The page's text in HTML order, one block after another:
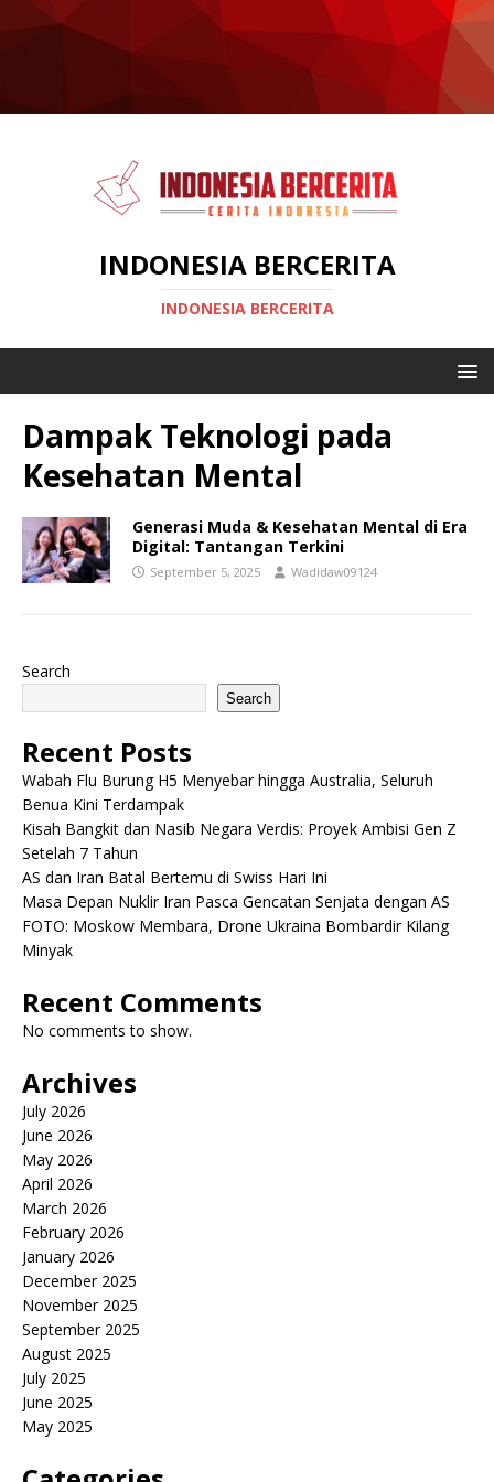
INDONESIA BERCERITA
INDONESIA BERCERITA
Dampak Teknologi pada
Kesehatan Mental
Generasi Muda & Kesehatan Mental di Era
Digital: Tantangan Terkini
September 5, 2025 Wadidaw09124
Search
Search
Recent Posts
Wabah Flu Burung H5 Menyebar hingga Australia, Seluruh
Benua Kini Terdampak
Kisah Bangkit dan Nasib Negara Verdis: Proyek Ambisi Gen Z
Setelah 7 Tahun
AS dan Iran Batal Bertemu di Swiss Hari Ini
Masa Depan Nuklir Iran Pasca Gencatan Senjata dengan AS
FOTO: Moskow Membara, Drone Ukraina Bombardir Kilang
Minyak
Recent Comments
No comments to show.
Archives
July 2026
June 2026
May 2026
April 2026
March 2026
February 2026
January 2026
December 2025
November 2025
September 2025
August 2025
July 2025
June 2025
May 2025